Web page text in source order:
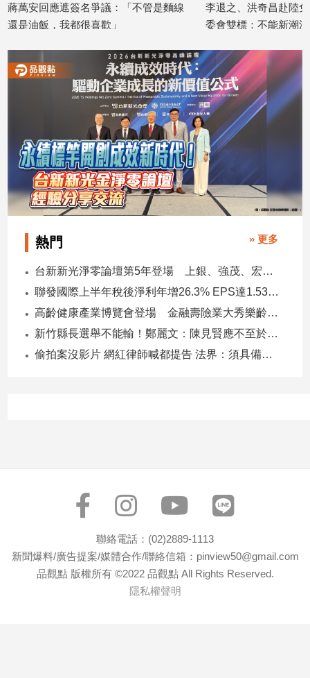
投
稿
專
觀
點】
蔣萬安回應遮簽名爭議：「不管是麵線
還是油飯，我都很喜歡」
李退之、洪奇昌赴陸
委會雙標：不能新潮
熱門 » 更多
台新新光淨零論壇第5年登場 上銀、強茂、宏碁、金寶經驗分享！
聯發國際上半年稅後淨利年增26.3% EPS達1.53元 下半年茶飲與餐食齊發 營運可望逐季上升
高齡健康產業博覽會登場 金融壽險業大秀樂齡金融服務！
新竹縣長選舉不能輸！鄭麗文：陳見賢應不至於親痛仇快
偷拍案沒影片 網紅律師喊都提告 法界：須具備侵權要件
聯絡電話：(02)2889-1113
新聞爆料/廣告提案/媒體合作/聯絡信箱：pinview50@gmail.com
品觀點 版權所有 ©2022 品觀點 All Rights Reserved.
隱私權聲明